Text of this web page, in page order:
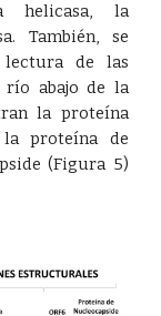
helicasa, la
También, se
de las
río abajo de la
la proteína
proteína de
(Figura 5)